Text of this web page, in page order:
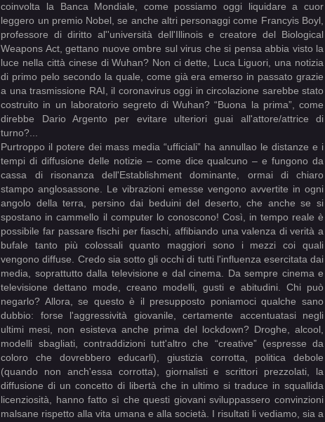
coinvolta la Banca Mondiale, come possiamo oggi liquidare a cuor
leggero un premio Nobel, se anche altri personaggi come Francyis Boyl,
professore di diritto al''università dell'Illinois e creatore del Biological
Weapons Act, gettano nuove ombre sul virus che si pensa abbia visto la
luce nella città cinese di Wuhan? Non ci dette, Luca Liguori, una notizia
di primo pelo secondo la quale, come già era emerso in passato grazie
a una trasmissione RAI, il coronavirus oggi in circolazione sarebbe stato
costruito in un laboratorio segreto di Wuhan? “Buona la prima”, come
direbbe Dario Argento per evitare ulteriori guai all'attore/attrice di
turno?...
Purtroppo il potere dei mass media “ufficiali” ha annullao le distanze e i
tempi di diffusione delle notizie – come dice qualcuno – e fungono da
cassa di risonanza dell'Establishment dominante, ormai di chiaro
stampo anglosassone. Le vibrazioni emesse vengono avvertite in ogni
angolo della terra, persino dai beduini del deserto, che anche se si
spostano in cammello il computer lo conoscono! Così, in tempo reale è
possibile far passare fischi per fiaschi, affibiando una valenza di verità a
bufale tanto più colossali quanto maggiori sono i mezzi coi quali
vengono diffuse. Credo sia sotto gli occhi di tutti l'influenza esercitata dai
media, soprattutto dalla televisione e dal cinema. Da sempre cinema e
televisione dettano mode, creano modelli, gusti e abitudini. Chi può
negarlo? Allora, se questo è il presupposto poniamoci qualche sano
dubbio: forse l'aggressività giovanile, certamente accentuatasi negli
ultimi mesi, non esisteva anche prima del lockdown? Droghe, alcool,
modelli sbagliati, contraddizioni tutt'altro che “creative” (espresse da
coloro che dovrebbero educarli), giustizia corrotta, politica debole
(quando non anch'essa corrotta), giornalisti e scrittori prezzolati, la
diffusione di un concetto di libertà che in ultimo si traduce in squallida
licenziosità, hanno fatto sì che questi giovani sviluppassero convinzioni
malsane rispetto alla vita umana e alla società. I risultati li vediamo, sia a